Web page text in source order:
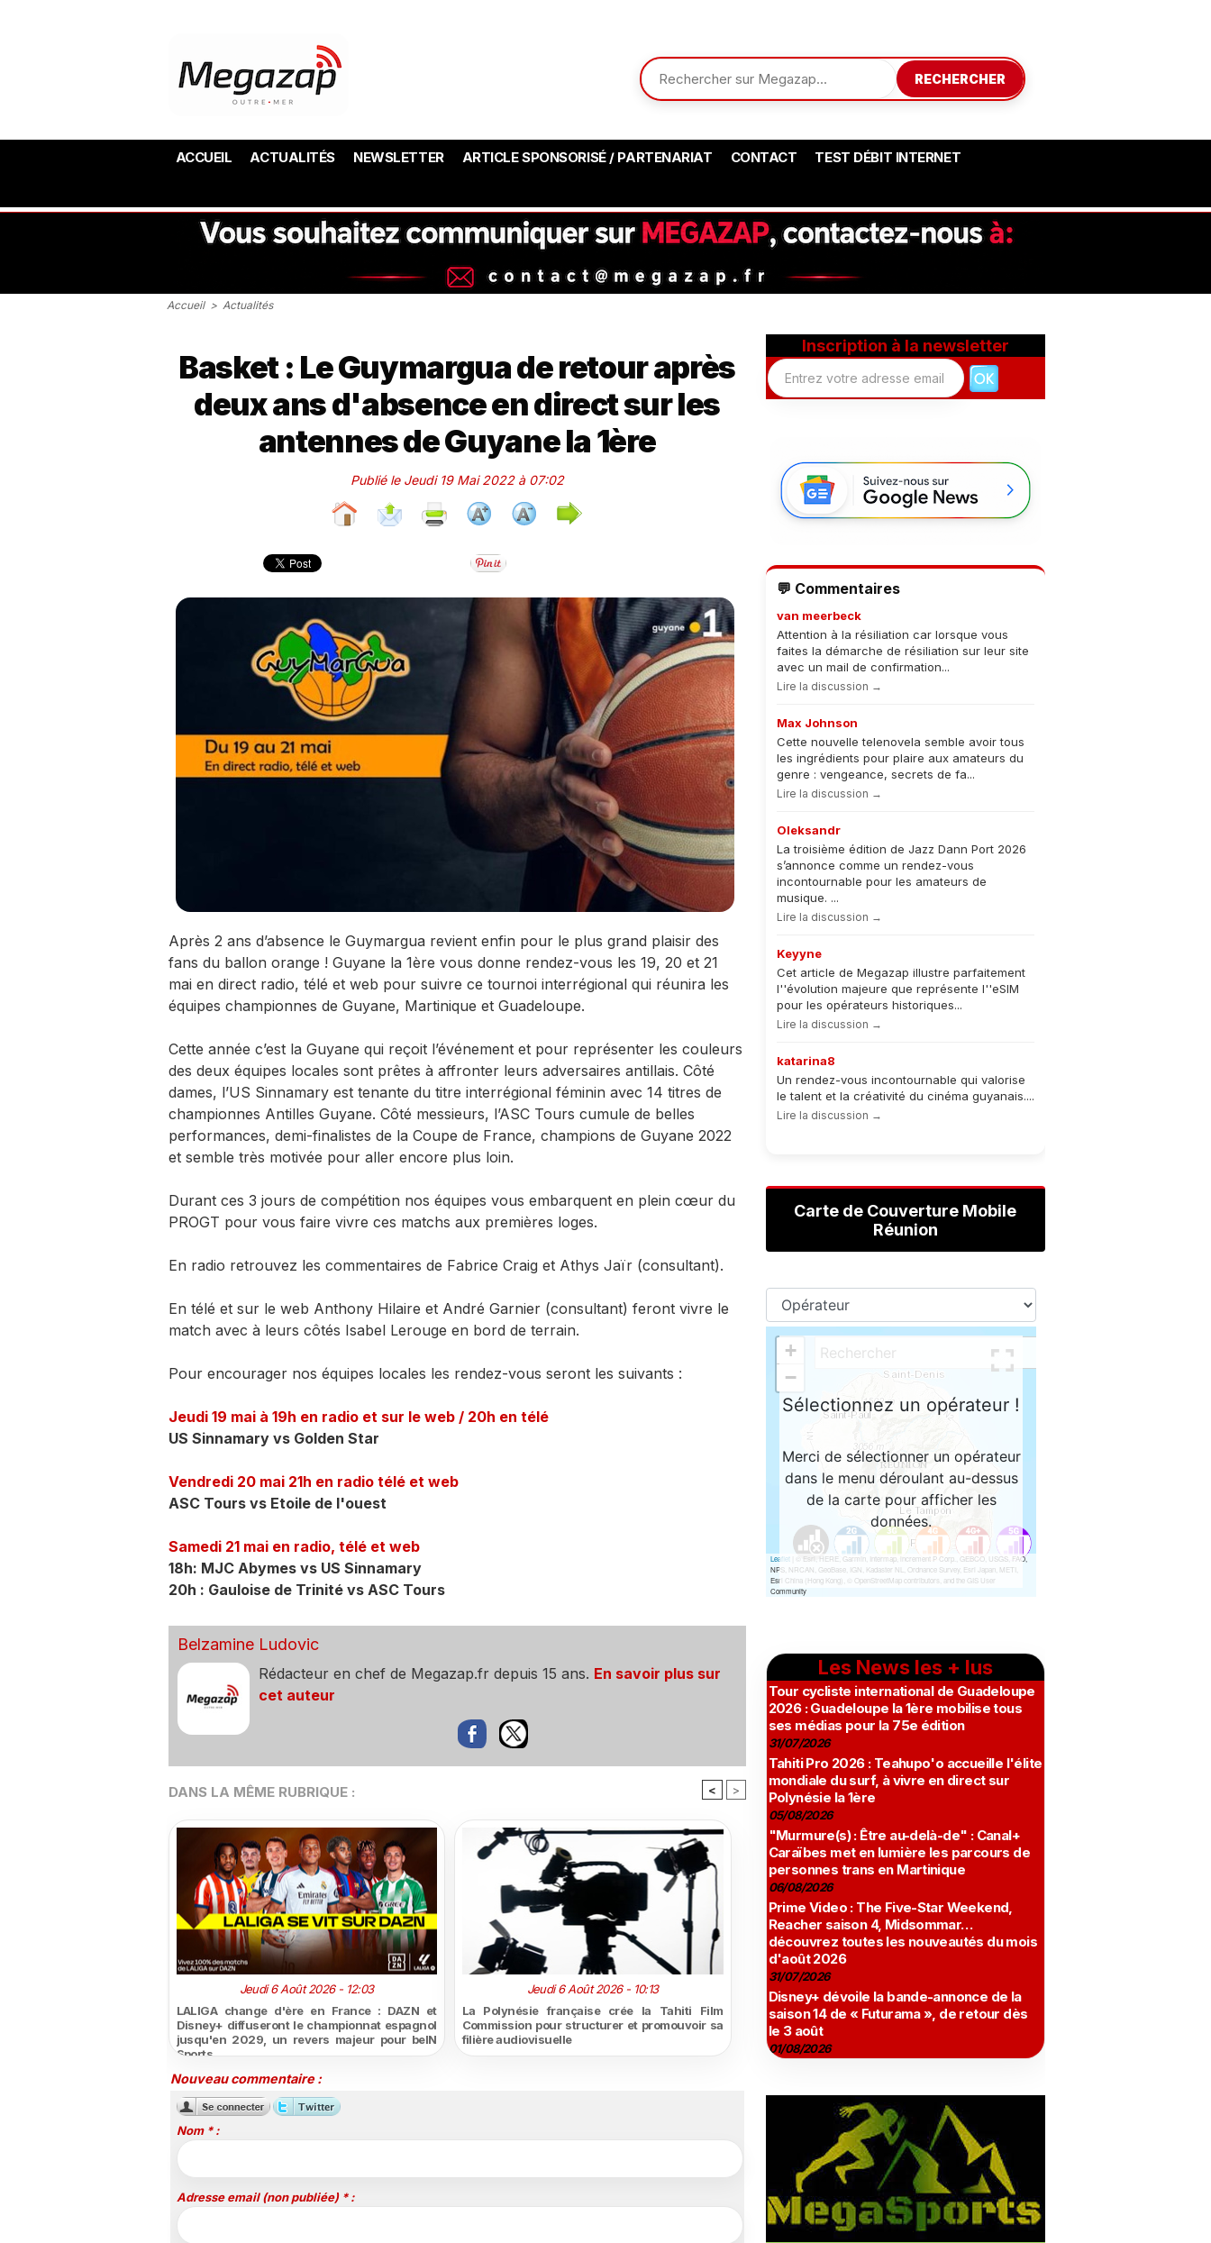
RECHERCHER
ACCUEIL ACTUALITÉS NEWSLETTER ARTICLE SPONSORISÉ / PARTENARIAT CONTACT TEST DÉBIT INTERNET
Accueil > Actualités
Basket : Le Guymargua de retour après
deux ans d'absence en direct sur les
antennes de Guyane la 1ère
Publié le Jeudi 19 Mai 2022 à 07:02
Après 2 ans d’absence le Guymargua revient enfin pour le plus grand plaisir des
fans du ballon orange ! Guyane la 1ère vous donne rendez-vous les 19, 20 et 21
mai en direct radio, télé et web pour suivre ce tournoi interrégional qui réunira les
équipes championnes de Guyane, Martinique et Guadeloupe.
Cette année c’est la Guyane qui reçoit l’événement et pour représenter les couleurs
des deux équipes locales sont prêtes à affronter leurs adversaires antillais. Côté
dames, l’US Sinnamary est tenante du titre interrégional féminin avec 14 titres de
championnes Antilles Guyane. Côté messieurs, l’ASC Tours cumule de belles
performances, demi-finalistes de la Coupe de France, champions de Guyane 2022
et semble très motivée pour aller encore plus loin.
Durant ces 3 jours de compétition nos équipes vous embarquent en plein cœur du
PROGT pour vous faire vivre ces matchs aux premières loges.
En radio retrouvez les commentaires de Fabrice Craig et Athys Jaïr (consultant).
En télé et sur le web Anthony Hilaire et André Garnier (consultant) feront vivre le
match avec à leurs côtés Isabel Lerouge en bord de terrain.
Pour encourager nos équipes locales les rendez-vous seront les suivants :
Jeudi 19 mai à 19h en radio et sur le web / 20h en télé
US Sinnamary vs Golden Star
Vendredi 20 mai 21h en radio télé et web
ASC Tours vs Etoile de l'ouest
Samedi 21 mai en radio, télé et web
18h: MJC Abymes vs US Sinnamary
20h : Gauloise de Trinité vs ASC Tours
Belzamine Ludovic
Rédacteur en chef de Megazap.fr depuis 15 ans. En savoir plus sur
cet auteur
DANS LA MÊME RUBRIQUE : < >
Jeudi 6 Août 2026 - 12:03
LALIGA change d'ère en France : DAZN et
Disney+ diffuseront le championnat espagnol
jusqu'en 2029, un revers majeur pour beIN
Sports
Jeudi 6 Août 2026 - 10:13
La Polynésie française crée la Tahiti Film
Commission pour structurer et promouvoir sa
filière audiovisuelle
Nouveau commentaire :
Nom * :
Adresse email (non publiée) * :
Inscription à la newsletter
💬 Commentaires
van meerbeck
Attention à la résiliation car lorsque vous
faites la démarche de résiliation sur leur site
avec un mail de confirmation...
Lire la discussion →
Max Johnson
Cette nouvelle telenovela semble avoir tous
les ingrédients pour plaire aux amateurs du
genre : vengeance, secrets de fa...
Lire la discussion →
Oleksandr
La troisième édition de Jazz Dann Port 2026
s’annonce comme un rendez-vous
incontournable pour les amateurs de
musique. ...
Lire la discussion →
Keyyne
Cet article de Megazap illustre parfaitement
l''évolution majeure que représente l''eSIM
pour les opérateurs historiques...
Lire la discussion →
katarina8
Un rendez-vous incontournable qui valorise
le talent et la créativité du cinéma guyanais....
Lire la discussion →
Carte de Couverture Mobile
Réunion
Les News les + lus
Tour cycliste international de Guadeloupe
2026 : Guadeloupe la 1ère mobilise tous
ses médias pour la 75e édition
31/07/2026
Tahiti Pro 2026 : Teahupo'o accueille l'élite
mondiale du surf, à vivre en direct sur
Polynésie la 1ère
05/08/2026
"Murmure(s) : Être au-delà-de" : Canal+
Caraïbes met en lumière les parcours de
personnes trans en Martinique
06/08/2026
Prime Video : The Five-Star Weekend,
Reacher saison 4, Midsommar…
découvrez toutes les nouveautés du mois
d'août 2026
31/07/2026
Disney+ dévoile la bande-annonce de la
saison 14 de « Futurama », de retour dès
le 3 août
01/08/2026